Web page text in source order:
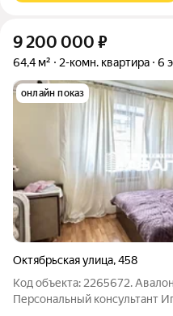
9 200 000 ₽
64,4 м² 2-комн. квартира 6
онлайн показ
Октябрьская улица,458
Код объекта: 2265672.
Персональный консультант